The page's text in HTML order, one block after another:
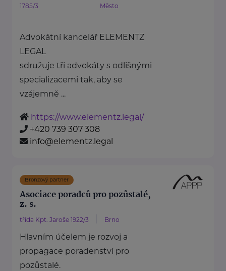
1785/3
Město
Advokátní kancelář ELEMENTZ
LEGAL
sdružuje tři advokáty s odlišnými
specializacemi tak, aby se
vzájemně ...
https://www.elementz.legal/
+420 739 307 308
info@elementz.legal
Bronzový partner
Asociace poradců pro pozůstalé,
z. s.
třída Kpt. Jaroše 1922/3 Brno
Hlavním účelem je rozvoj a
propagace poradenství pro
pozůstalé.